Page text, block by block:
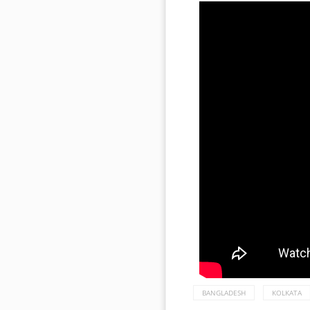
BANGLADESH KOLKATA